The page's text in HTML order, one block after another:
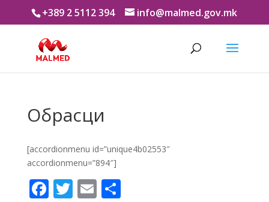
+389 2 5112 394 info@malmed.gov.mk
Обрасци
[accordionmenu id=”unique4b02553″
accordionmenu=”894″]
Facebook
Twitter
EmailShare